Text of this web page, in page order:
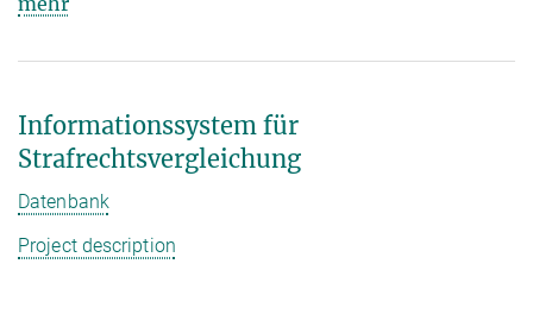
Informationssystem für
Strafrechtsvergleichung
Datenbank
Project description